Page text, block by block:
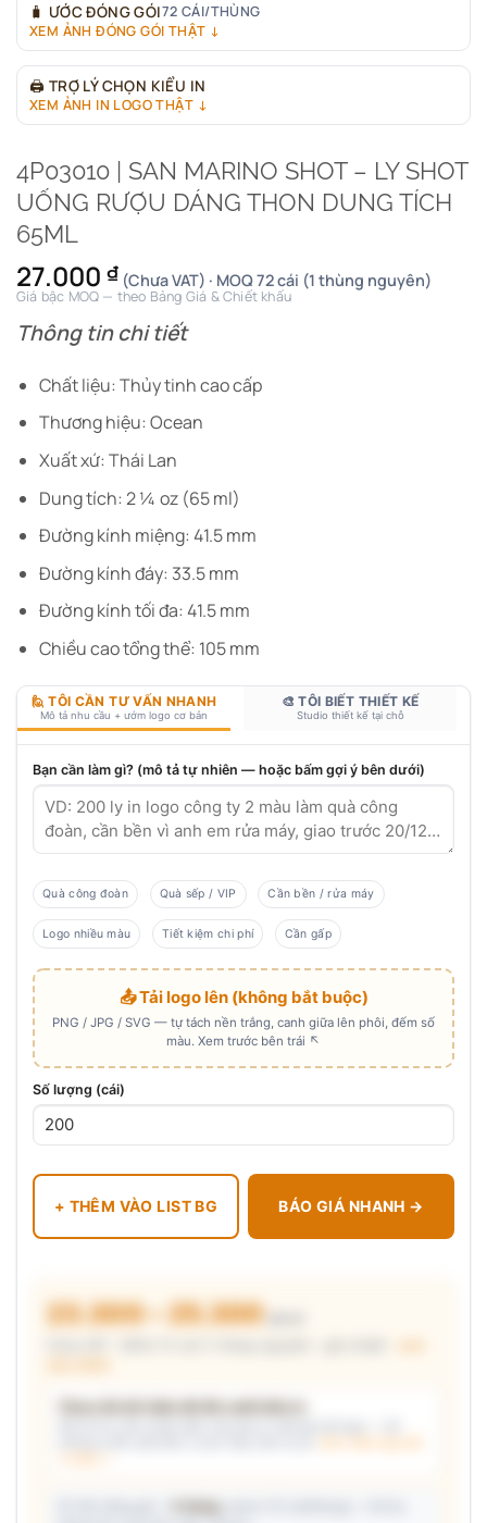
🧳 ƯỚC ĐÓNG GÓI72 CÁI/THÙNG
XEM ẢNH ĐÓNG GÓI THẬT ↓
🖨 TRỢ LÝ CHỌN KIỂU IN
XEM ẢNH IN LOGO THẬT ↓
4P03010 | SAN MARINO SHOT – LY SHOT
UỐNG RƯỢU DÁNG THON DUNG TÍCH
65ML
27.000 ₫ (Chưa VAT) · MOQ 72 cái (1 thùng nguyên)
Giá bậc MOQ — theo Bảng Giá & Chiết khấu
Thông tin chi tiết
Chất liệu: Thủy tinh cao cấp
Thương hiệu: Ocean
Xuất xứ: Thái Lan
Dung tích: 2 ¼ oz (65 ml)
Đường kính miệng: 41.5 mm
Đường kính đáy: 33.5 mm
Đường kính tối đa: 41.5 mm
Chiều cao tổng thể: 105 mm
🙋 TÔI CẦN TƯ VẤN NHANH
Mô tả nhu cầu + ướm logo cơ bản
🎨 TÔI BIẾT THIẾT KẾ
Studio thiết kế tại chỗ
Bạn cần làm gì? (mô tả tự nhiên — hoặc bấm gợi ý bên dưới)
Quà công đoàn Quà sếp / VIP Cần bền / rửa máy
Logo nhiều màu Tiết kiệm chi phí Cần gấp
📤 Tải logo lên (không bắt buộc)
PNG / JPG / SVG — tự tách nền trắng, canh giữa lên phôi, đếm số
màu. Xem trước bên trái ↖
Số lượng (cái)
+ THÊM VÀO LIST BG BÁO GIÁ NHANH →
23.300 – 25.300